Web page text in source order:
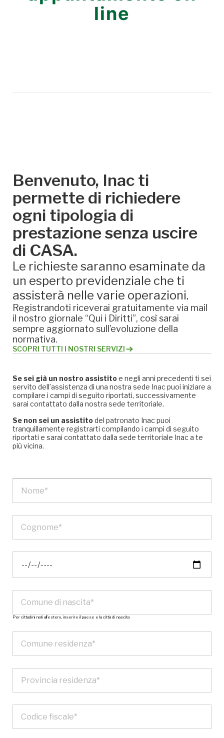
line
Benvenuto, Inac ti
permette di richiedere
ogni tipologia di
prestazione senza uscire
di CASA.
Le richieste saranno esaminate da
un esperto previdenziale che ti
assisterà nelle varie operazioni.
Registrandoti riceverai gratuitamente via mail
il nostro giornale “Qui i Diritti”, così sarai
sempre aggiornato sull’evoluzione della
normativa.
SCOPRI TUTTI I NOSTRI SERVIZI
Se sei già un nostro assistitoe negli anni precedenti ti sei
servito dell’assistenza di una nostra sede Inac puoi iniziare a
compilare i campi di seguito riportati, successivamente
sarai contattato dalla nostra sede territoriale.
Se non sei un assistitodel patronato Inac puoi
tranquillamente registrarti compilando i campi di seguito
riportati e sarai contattato dalla sede territoriale Inac a te
più vicina.
Per cittadini nati all’estero, inserire il paese e la città di nascita